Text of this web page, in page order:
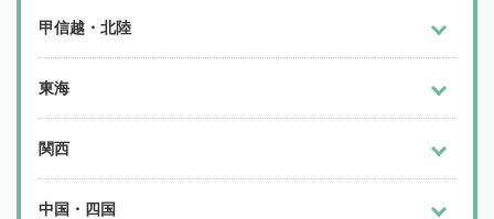
甲信越・北陸
東海
関西
中国・四国